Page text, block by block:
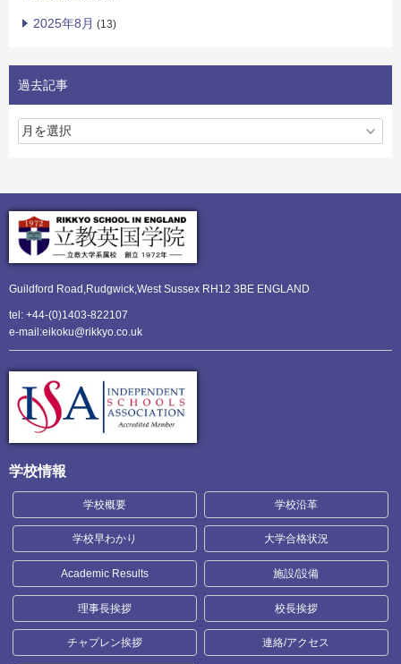
2025年8月 (13)
過去記事
Guildford Road,Rudgwick,West Sussex RH12 3BE ENGLAND
tel: +44-(0)1403-822107
e-mail:eikoku@rikkyo.co.uk
学校情報
学校概要 学校沿革
学校早わかり 大学合格状況
Academic Results 施設/設備
理事長挨拶 校長挨拶
チャプレン挨拶 連絡/アクセス